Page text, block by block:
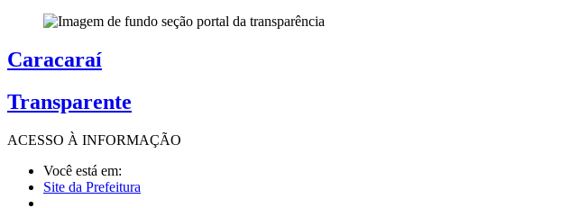
Caracaraí
Transparente
ACESSO À INFORMAÇÃO
Você está em:
Site da Prefeitura